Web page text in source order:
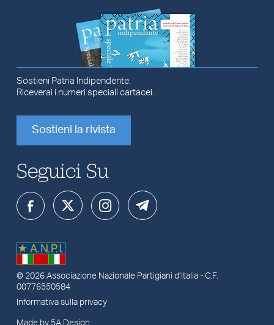
Sostieni Patria Indipendente.
Riceverai i numeri speciali cartacei.
Sostieni la rivista
Seguici Su
© 2026 Associazione Nazionale Partigiani d’Italia- C.F.
00776550584
Informativa sulla privacy
Made by 5A Design